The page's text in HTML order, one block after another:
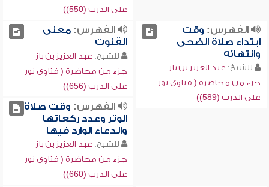
على الدرب (550))
الفهرس: وقت
ابتداء صلاة الضحى
وانتهائه
للشيخ: عبد العزيز بن باز
جزء من محاضرة ( فتاوى نور
على الدرب (589))
الفهرس:معنى
القنوت
للشيخ: عبد العزيز بن باز
جزء من محاضرة ( فتاوى نور
على الدرب (656))
الفهرس: وقت صلاة
الوتر وعدد ركعاتها
والدعاء الوارد فيها
للشيخ: عبد العزيز بن باز
جزء من محاضرة ( فتاوى نور
على الدرب (660))